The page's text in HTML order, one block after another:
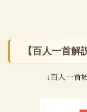
【百人一首
↓百人一首